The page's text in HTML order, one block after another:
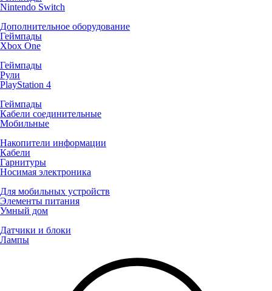
Nintendo Switch
Дополнительное оборудование
Геймпады
Xbox One
Геймпады
Рули
PlayStation 4
Геймпады
Кабели соединительные
Мобильные
Накопители информации
Кабели
Гарнитуры
Носимая электроника
Для мобильных устройств
Элементы питания
Умный дом
Датчики и блоки
Лампы